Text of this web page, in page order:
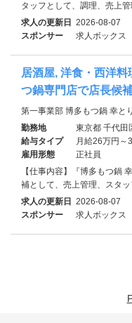
タッフとして、調理、売上
求人の更新日 2026-08-07
スポンサー
求人ボックス
居酒屋, 洋食・西洋
つ鍋専門店で店長候
第一事業部 博多もつ鍋 幸と
勤務地
東京都 千代田
給与タイプ
月給26万円～
雇用形態
正社員
【仕事内容】『博多もつ鍋
補として、売上管理、スタ
求人の更新日 2026-08-07
スポンサー
求人ボックス